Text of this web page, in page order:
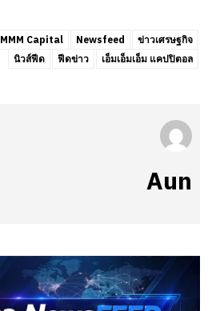
MMM Capital Newsfeed
ข่าวเศรษฐกิจ
นิวส์ฟีด
ฟีดข่าว เอ็มเอ็มเอ็ม แคปปิตอล
Aun